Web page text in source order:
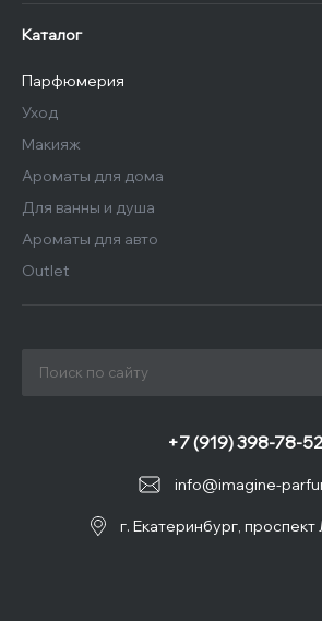
Каталог
Парфюмерия
Уход
Макияж
Ароматы для дома
Для ванны и душа
Ароматы для авто
Outlet
info@imagine-
+7 (919) 398-78-52
г. Екатеринбург, проспект